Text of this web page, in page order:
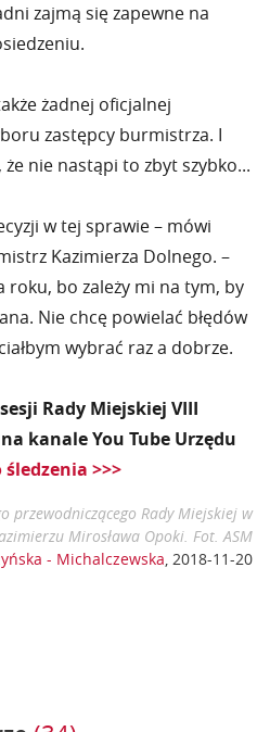
zajmą się zapewne na
żadnej oficjalnej
zastępcy burmistrza. I
nie nastąpi to zbyt szybko...
w tej sprawie – mówi
Kazimierza Dolnego. –
roku, bo zależy mi na tym, by
Nie chcę powielać błędów
wybrać raz a dobrze.
Rady Miejskiej VIII
kanale You Tube Urzędu
>>>
przewodniczącego Rady Miejskiej w
Mirosława Opoki. Fot. ASM
- Michalczewska, 2018-11-20